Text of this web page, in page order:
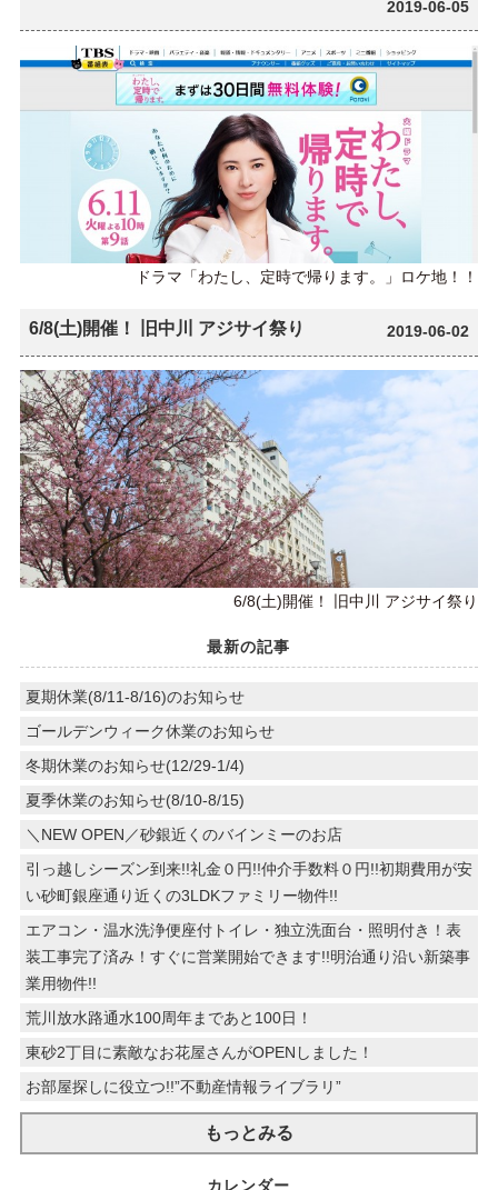
2019-06-05
ドラマ「わたし、定時で帰ります。」ロケ地！！
6/8(土)開催！ 旧中川 アジサイ祭り 2019-06-02
6/8(土)開催！ 旧中川 アジサイ祭り
最新の記事
夏期休業(8/11-8/16)のお知らせ
ゴールデンウィーク休業のお知らせ
冬期休業のお知らせ(12/29-1/4)
夏季休業のお知らせ(8/10-8/15)
＼NEW OPEN／砂銀近くのバインミーのお店
引っ越しシーズン到来!!礼金０円!!仲介手数料０円!!初期費用が安
い砂町銀座通り近くの3LDKファミリー物件!!
エアコン・温水洗浄便座付トイレ・独立洗面台・照明付き！表
装工事完了済み！すぐに営業開始できます!!明治通り沿い新築事
業用物件!!
荒川放水路通水100周年まであと100日！
東砂2丁目に素敵なお花屋さんがOPENしました！
お部屋探しに役立つ!!”不動産情報ライブラリ”
もっとみる
カレンダー